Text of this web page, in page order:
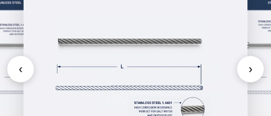
‹ ›